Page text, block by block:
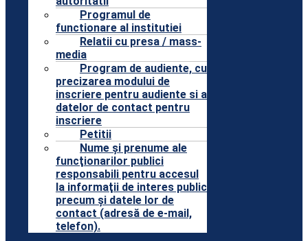
Programul de
functionare al institutiei
Relatii cu presa / mass-
media
Program de audiente, cu
precizarea modului de
inscriere pentru audiente si a
datelor de contact pentru
inscriere
Petitii
Nume şi prenume ale
funcţionarilor publici
responsabili pentru accesul
la informaţii de interes public
precum şi datele lor de
contact (adresă de e-mail,
telefon).